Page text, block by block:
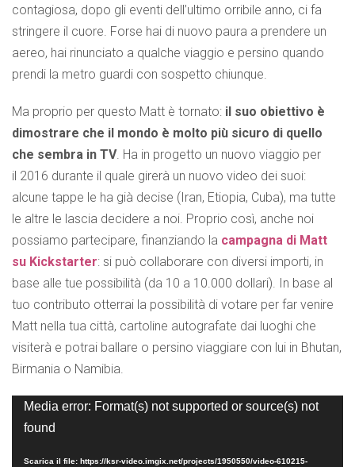
contagiosa, dopo gli eventi dell’ultimo orribile anno, ci fa
stringere il cuore. Forse hai di nuovo paura a prendere un
aereo, hai rinunciato a qualche viaggio e persino quando
prendi la metro guardi con sospetto chiunque.
Ma proprio per questo Matt è tornato: il suo obiettivo è
dimostrare che il mondo è molto più sicuro di quello
che sembra in TV. Ha in progetto un nuovo viaggio per
il 2016 durante il quale girerà un nuovo video dei suoi:
alcune tappe le ha già decise (Iran, Etiopia, Cuba), ma tutte
le altre le lascia decidere a noi. Proprio così, anche noi
possiamo partecipare, finanziando la campagna di Matt
su Kickstarter: si può collaborare con diversi importi, in
base alle tue possibilità (da 10 a 10.000 dollari). In base al
tuo contributo otterrai la possibilità di votare per far venire
Matt nella tua città, cartoline autografate dai luoghi che
visiterà e potrai ballare o persino viaggiare con lui in Bhutan,
Birmania o Namibia.
Video
Player
Media error: Format(s) not supported or source(s) not
found
Scarica il file: https://ksr-video.imgix.net/projects/1950550/video-610215-